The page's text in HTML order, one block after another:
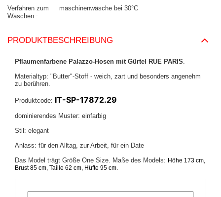
Verfahren zum
Waschen
maschinenwäsche bei 30°C
PRODUKTBESCHREIBUNG
Pflaumenfarbene Palazzo-Hosen mit Gürtel RUE PARIS.
Materialtyp: "Butter"-Stoff - weich, zart und besonders angenehm
zu berühren.
Produktcode: IT-SP-17872.29
dominierendes Muster: einfarbig
Stil: elegant
Anlass: für den Alltag, zur Arbeit, für ein Date
Das Model trägt Größe One Size. Maße des Models: Höhe 173 cm,
Brust 85 cm, Taille 62 cm, Hüfte 95 cm.